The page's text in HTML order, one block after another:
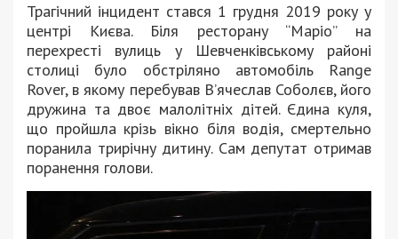
Трагічний інцидент стався 1 грудня 2019 року у
центрі Києва. Біля ресторану “Маріо” на
перехресті вулиць у Шевченківському районі
столиці було обстріляно автомобіль Range
Rover, в якому перебував Вʼячеслав Соболєв, його
дружина та двоє малолітніх дітей. Єдина куля,
що пройшла крізь вікно біля водія, смертельно
поранила трирічну дитину. Сам депутат отримав
поранення голови.